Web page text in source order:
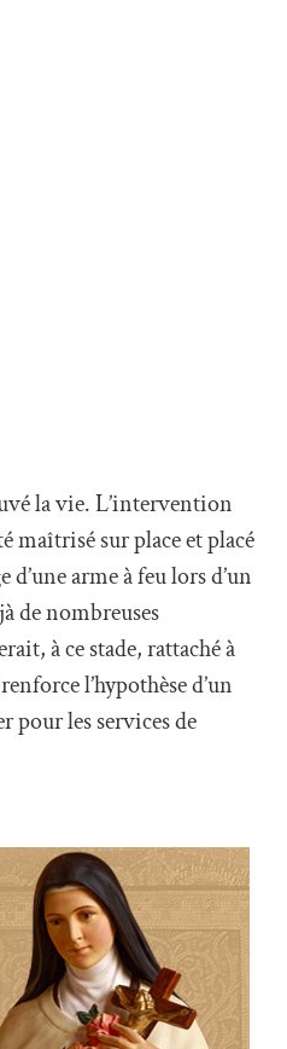
la vie. L’intervention
maîtrisé sur place et placé
arme à feu lors d’un
de nombreuses
à ce stade, rattaché à
l’hypothèse d’un
les services de